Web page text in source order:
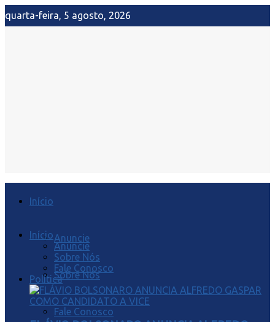
quarta-feira, 5 agosto, 2026
Início
Anuncie
Sobre Nós
Fale Conosco
Início
Anuncie
Sobre Nós
Fale Conosco
Política